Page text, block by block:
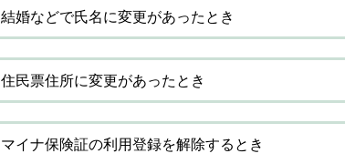
結婚などで氏名に変更があったとき
住民票住所に変更があったとき
マイナ保険証の利用登録を解除するとき